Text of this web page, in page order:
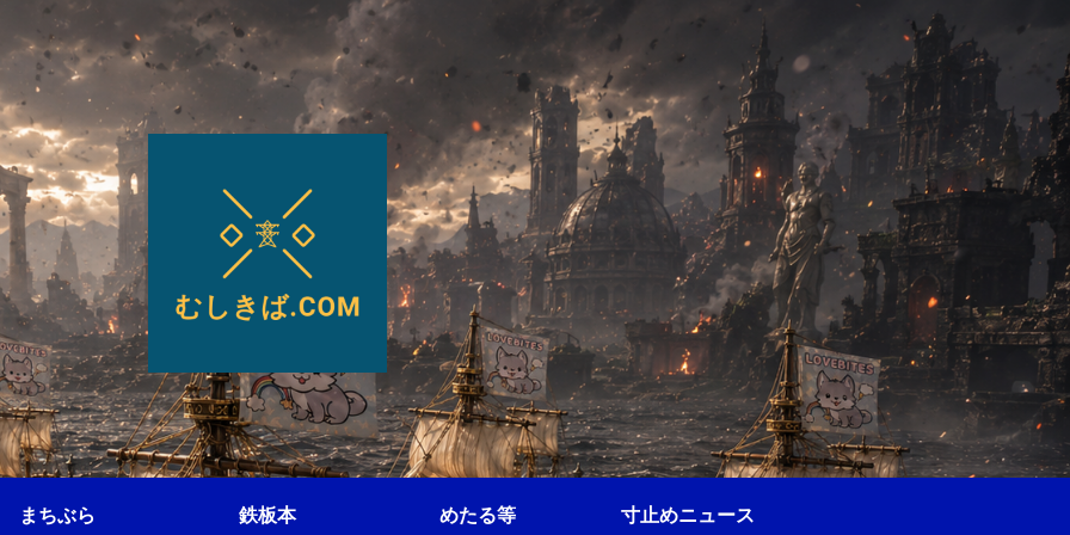
まちぶら 鉄板本 めたる等 寸止めニュース